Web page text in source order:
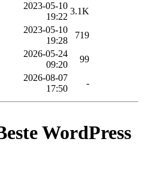
2023-05-10
19:22
3.1K
2023-05-10
19:28
719
2026-05-24
09:20
99
2026-08-07
17:50
-
WordPress